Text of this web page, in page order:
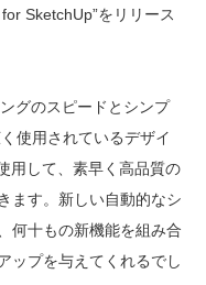
SketchUp”をリリース
グのスピードとシンプ
使用されているデザイ
用して、素早く高品質の
ます。新しい自動的なシ
何十もの新機能を組み合
ップを与えてくれるでし